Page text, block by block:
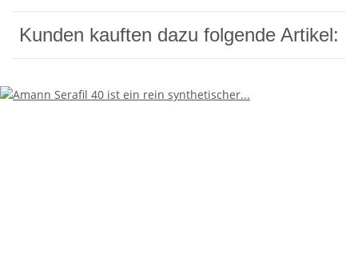
Kunden kauften dazu folgende Artikel: